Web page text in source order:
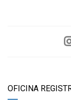
OFICINA